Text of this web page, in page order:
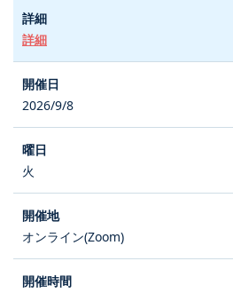
詳細
2026/9/8
火
オンライン(Zoom)